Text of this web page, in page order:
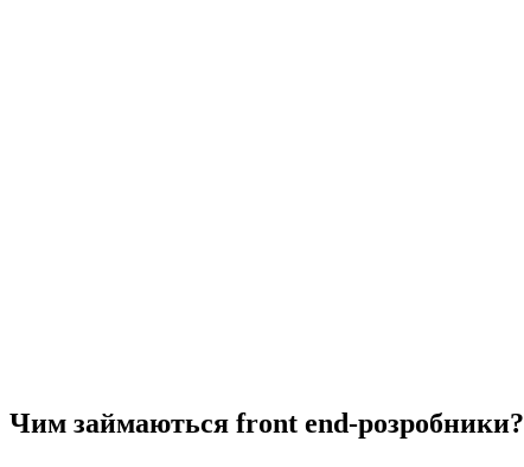
Чим займаються front end-розробники?